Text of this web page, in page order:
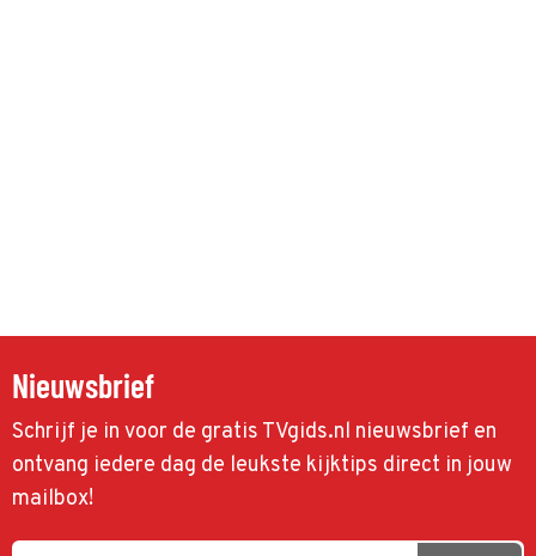
Nieuwsbrief
Schrijf je in voor de gratis TVgids.nl nieuwsbrief en
ontvang iedere dag de leukste kijktips direct in jouw
mailbox!